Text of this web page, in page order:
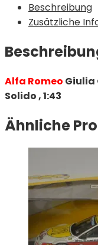
Beschreibung
Zusätzliche
Alfa Romeo Giulia
Solido , 1:43
Ähnliche